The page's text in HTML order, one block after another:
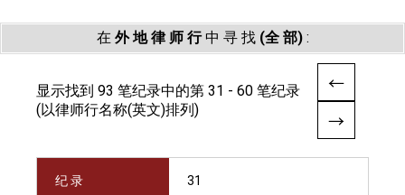
在 外 地 律 师 行中 寻 找 (全 部):
显示找到 93 笔纪录中的第 31 - 60 笔纪录
(以律师行名称(英文)排列)
纪 录 31